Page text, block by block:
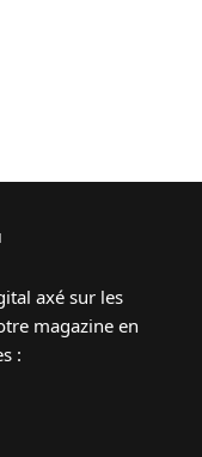
axé sur les
magazine en
: